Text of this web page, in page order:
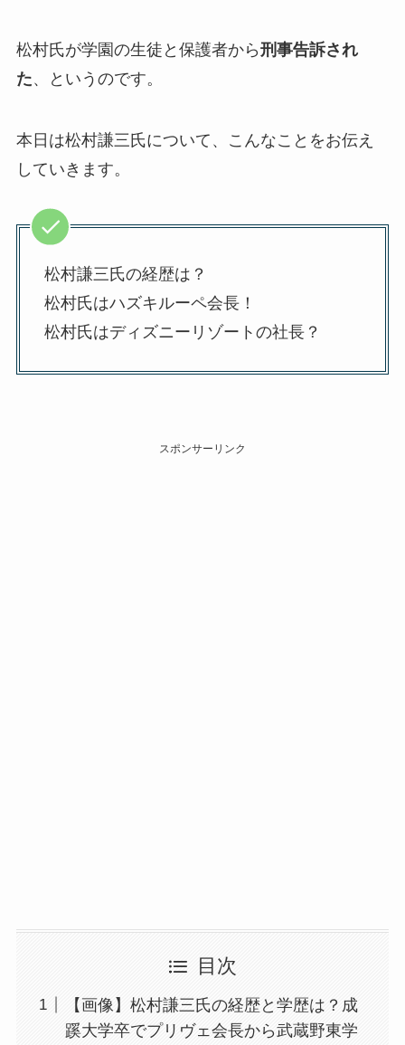
松村氏が学園の生徒と保護者から刑事告訴され
た、というのです。
本日は松村謙三氏について、こんなことをお伝え
していきます。
松村謙三氏の経歴は？
松村氏はハズキルーペ会長！
松村氏はディズニーリゾートの社長？
スポンサーリンク
目次
【画像】松村謙三氏の経歴と学歴は？成
蹊大学卒でプリヴェ会長から武蔵野東学